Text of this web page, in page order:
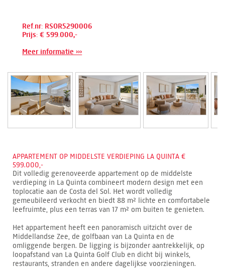
Ref.nr: RSOR5290006
Prijs: € 599.000,-
Meer informatie ›››
APPARTEMENT OP MIDDELSTE VERDIEPING LA QUINTA €
599.000,-
Dit volledig gerenoveerde appartement op de middelste
verdieping in La Quinta combineert modern design met een
toplocatie aan de Costa del Sol. Het wordt volledig
gemeubileerd verkocht en biedt 88 m² lichte en comfortabele
leefruimte, plus een terras van 17 m² om buiten te genieten.
Het appartement heeft een panoramisch uitzicht over de
Middellandse Zee, de golfbaan van La Quinta en de
omliggende bergen. De ligging is bijzonder aantrekkelijk, op
loopafstand van La Quinta Golf Club en dicht bij winkels,
restaurants, stranden en andere dagelijkse voorzieningen.